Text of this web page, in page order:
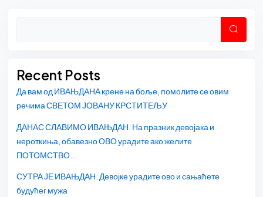
Recent Posts
Да вам од ИВАЊДАНА крене на боље, помолите се овим
речима СВЕТОМ ЈОВАНУ КРСТИТЕЉУ
ДАНАС СЛАВИМО ИВАЊДАН: На празник девојака и
нероткиња, обавезно ОВО урадите ако желите
ПОТОМСТВО…
СУТРА ЈЕ ИВАЊДАН: Девојке урадите ово и сањаћете
будућег мужа